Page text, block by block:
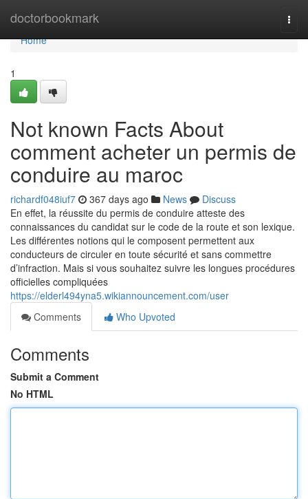
doctorbookmark
Home
Home
1
Not known Facts About
comment acheter un permis de
conduire au maroc
richardf048iuf7 367 days ago News
Discuss
En effet, la réussite du permis de conduire atteste des
connaissances du candidat sur le code de la route et son lexique.
Les différentes notions qui le composent permettent aux
conducteurs de circuler en toute sécurité et sans commettre
d’infraction. Mais si vous souhaitez suivre les longues procédures
officielles compliquées
https://elderl494yna5.wikiannouncement.com/user
Comments
Who Upvoted
Comments
Submit a Comment
No HTML